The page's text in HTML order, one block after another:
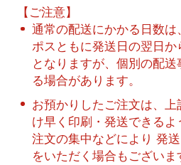
【ご注意】
通常の配送にかかる日数は
ポスともに発送日の翌日
となりますが、個別の配
る場合があります。
お預かりしたご注文は、
け早く印刷・発送できるよ
注文の集中などにより 発
をいただく場合もござい